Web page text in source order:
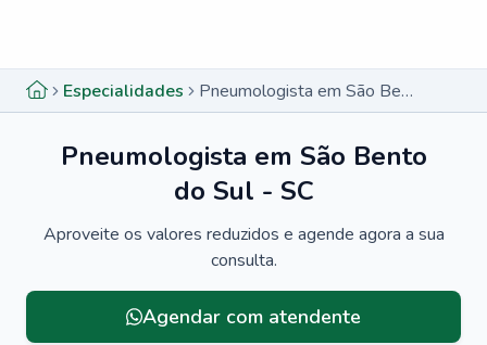
Especialidades Pneumologista em São Bento do Sul - SC
Pneumologista em São Bento
do Sul - SC
Aproveite os valores reduzidos e agende agora a sua
consulta.
Agendar com atendente